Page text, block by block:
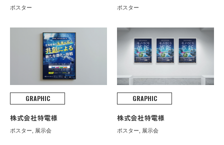
ポスター ポスター
GRAPHIC
株式会社特電様
ポスター, 展示会
GRAPHIC
株式会社特電様
ポスター, 展示会